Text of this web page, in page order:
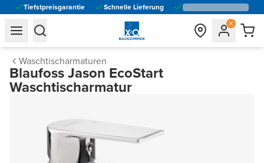
Tiefstpreisgarantie Schnelle Lieferung
general.navigation.toggle_menu.label
general.navigation.toggle_menu.label
Waschtischarmaturen
Blaufoss Jason EcoStart
Waschtischarmatur